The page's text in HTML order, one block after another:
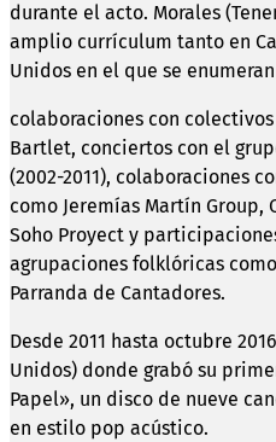
durante el acto. Morales
amplio currículum tanto en
Unidos en el que se enumeran
colaboraciones con
Bartlet, conciertos con el
(2002-2011), colaboraciones
como Jeremías Martín Group,
Soho Proyect y
agrupaciones folklóricas
Parranda de Cantadores.
Desde 2011 hasta octubre
Unidos) donde grabó su
Papel», un disco de nueve
en estilo pop acústico.